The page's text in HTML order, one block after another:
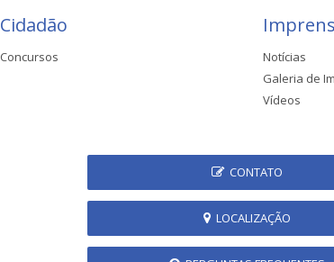
Cidadão
Concursos
Notícias
Galeria de
Vídeos
CONTATO
LOCALIZAÇÃO